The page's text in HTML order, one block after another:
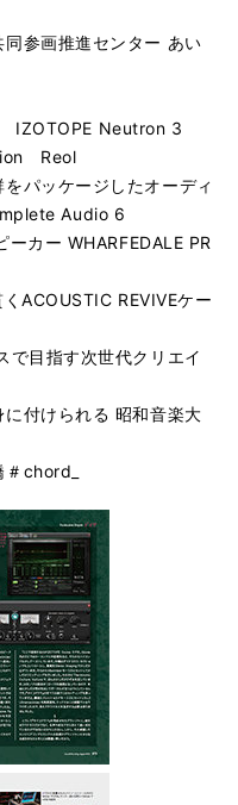
参画推進センター あい
Neutron 3
Reol
パッケージしたオーディ
Audio 6
カー WHARFEDALE PR
ACOUSTIC REVIVEケー
目指す次世代クリエイ
付けられる 昭和音楽大
chord_